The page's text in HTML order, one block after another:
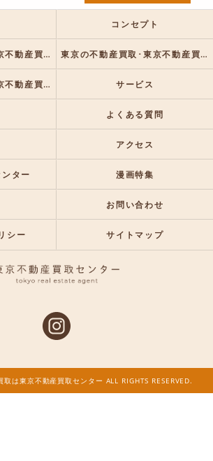
コンセプト
東京の不動産買取･東京不動産買取センターの口コミ情報 東京の不動産買取･東京不動産買取センターの評判
東京の不動産買取･東京不動産買取センターのお客様の声 サービス
よくある質問
アクセス
ター 漫画特集
お問い合わせ
シー サイトマップ
は東京不動産買取センター ALL RIGHTS RESERVED.